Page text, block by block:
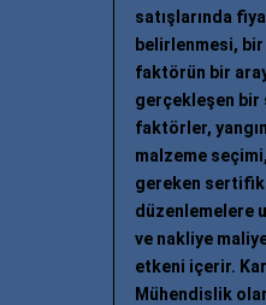
satışlarında
belirlenmesi,
faktörün bir
gerçekleşen bir
faktörler, yangın
malzeme
gereken
düzenlemelere
ve nakliye
etkeni içerir.
Mühendislik